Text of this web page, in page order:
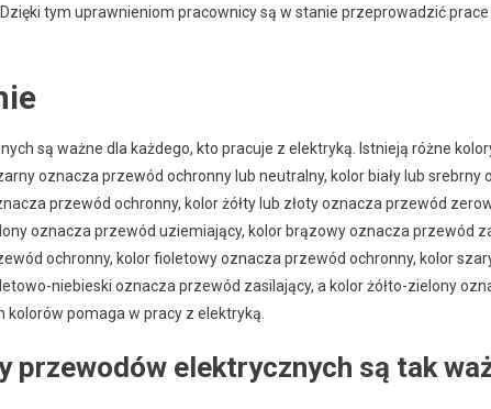
tym uprawnieniom pracownicy są w stanie przeprowadzić
są ważne dla każdego, kto pracuje z elektryką. Istnieją różne
oznacza przewód ochronny lub neutralny, kolor biały lub srebrny
przewód ochronny, kolor żółty lub złoty oznacza przewód
oznacza przewód uziemiający, kolor brązowy oznacza przewód
ochronny, kolor fioletowy oznacza przewód ochronny, kolor
niebieski oznacza przewód zasilający, a kolor żółto-zielony
pomaga w pracy z elektryką.
przewodów elektrycznych są tak